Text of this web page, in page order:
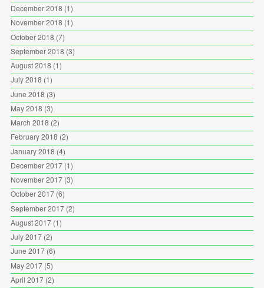
December 2018 (1)
November 2018 (1)
October 2018 (7)
September 2018 (3)
August 2018 (1)
July 2018 (1)
June 2018 (3)
May 2018 (3)
March 2018 (2)
February 2018 (2)
January 2018 (4)
December 2017(1)
November 2017(3)
October 2017(6)
September 2017(2)
August 2017(1)
July 2017(2)
June 2017(6)
May 2017(5)
April 2017(2)